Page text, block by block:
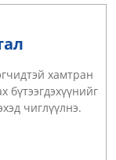
хамтран
бүтээгдэхүүнийг
чиглүүлнэ.